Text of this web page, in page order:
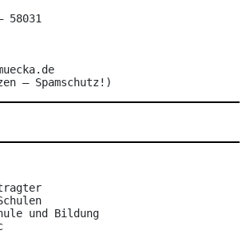
58031
– Spamschutz!)
und Bildung